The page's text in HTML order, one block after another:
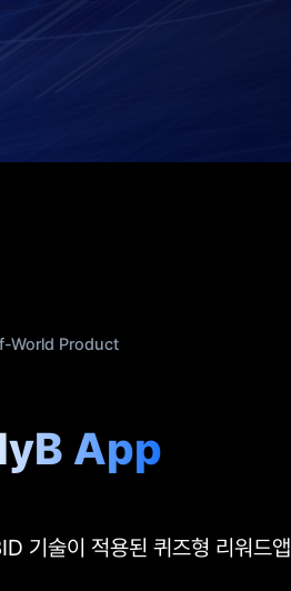
World Product
App
기술이 적용된 퀴즈형 리워드앱